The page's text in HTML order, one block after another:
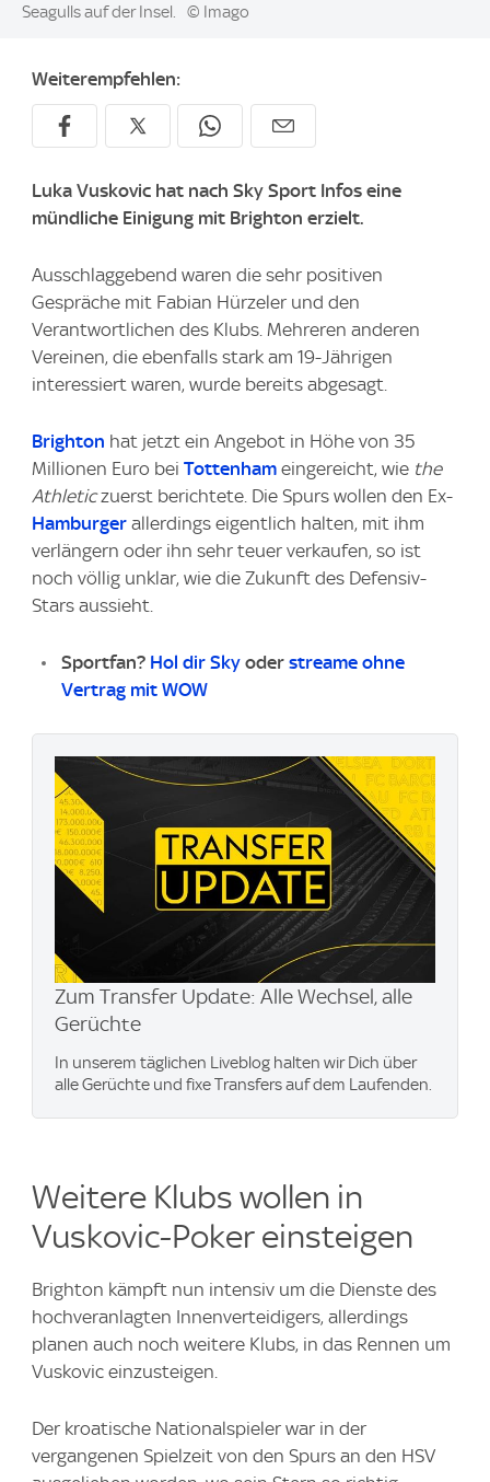
Seagulls auf der Insel.
© Imago
Weiterempfehlen:
Luka Vuskovic hat nach Sky Sport Infos eine
mündliche Einigung mit Brighton erzielt.
Ausschlaggebend waren die sehr positiven
Gespräche mit Fabian Hürzeler und den
Verantwortlichen des Klubs. Mehreren anderen
Vereinen, die ebenfalls stark am 19-Jährigen
interessiert waren, wurde bereits abgesagt.
Brighton hat jetzt ein Angebot in Höhe von 35
Millionen Euro bei Tottenham eingereicht, wie the
Athleticzuerst berichtete. Die Spurs wollen den Ex-
Hamburger allerdings eigentlich halten, mit ihm
verlängern oder ihn sehr teuer verkaufen, so ist
noch völlig unklar, wie die Zukunft des Defensiv-
Stars aussieht.
Sportfan? Hol dir Sky oder streame ohne
Vertrag mit WOW
Zum Transfer Update: Alle Wechsel, alle
Gerüchte
In unserem täglichen Liveblog halten wir Dich über
alle Gerüchte und fixe Transfers auf dem Laufenden.
Weitere Klubs wollen in
Vuskovic-Poker einsteigen
Brighton kämpft nun intensiv um die Dienste des
hochveranlagten Innenverteidigers, allerdings
planen auch noch weitere Klubs, in das Rennen um
Vuskovic einzusteigen.
Der kroatische Nationalspieler war in der
vergangenen Spielzeit von den Spurs an den HSV